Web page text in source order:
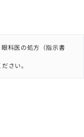
科医の処方（指示書
さい。